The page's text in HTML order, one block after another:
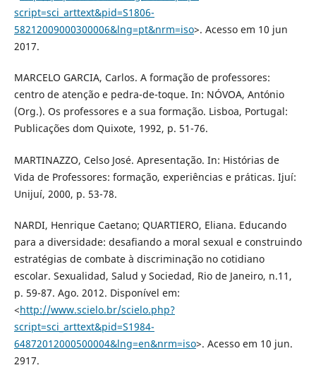
script=sci_arttext&pid=S1806-
58212009000300006&lng=pt&nrm=iso>. Acesso em 10 jun
2017.
MARCELO GARCIA, Carlos. A formação de professores:
centro de atenção e pedra-de-toque. In: NÓVOA, António
(Org.). Os professores e a sua formação. Lisboa, Portugal:
Publicações dom Quixote, 1992, p. 51-76.
MARTINAZZO, Celso José. Apresentação. In: Histórias de
Vida de Professores: formação, experiências e práticas. Ijuí:
Unijuí, 2000, p. 53-78.
NARDI, Henrique Caetano; QUARTIERO, Eliana. Educando
para a diversidade: desafiando a moral sexual e construindo
estratégias de combate à discriminação no cotidiano
escolar. Sexualidad, Salud y Sociedad, Rio de Janeiro, n.11,
p. 59-87. Ago. 2012. Disponível em:
<http://www.scielo.br/scielo.php?
script=sci_arttext&pid=S1984-
64872012000500004&lng=en&nrm=iso>. Acesso em 10 jun.
2917.